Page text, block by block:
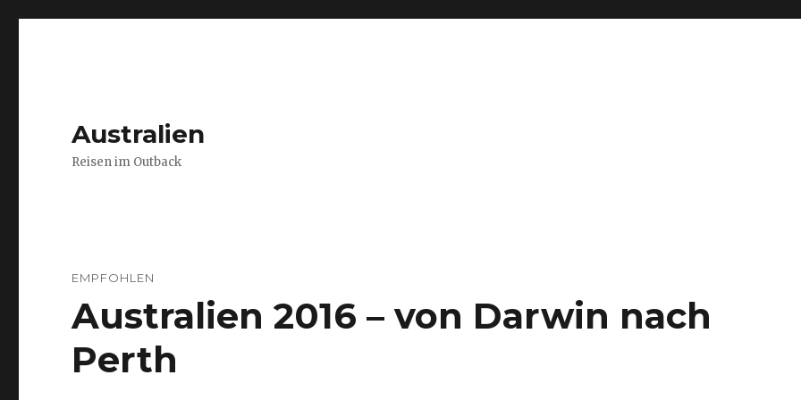
Australien
Reisen im Outback
EMPFOHLEN
Australien 2016 – von Darwin nach
Perth